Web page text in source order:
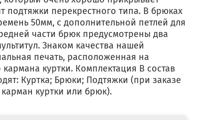
подтяжки перекрестного типа. В брюках
50мм, с дополнительной петлей для
части брюк предусмотрены два
Знаком качества нашей
печать, расположенная на
куртки. Комплектация В состав
Куртка; Брюки; Подтяжки (при заказе
карман куртки или брюк).